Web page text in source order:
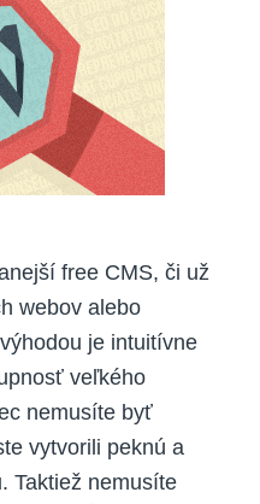
free CMS, či už
webov alebo
je intuitívne
veľkého
nemusíte byť
vytvorili peknú a
Taktiež nemusíte